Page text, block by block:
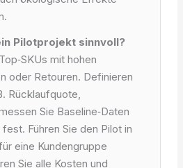
Pilotprojekt sinnvoll?
mit hohen
oder Retouren. Definieren
Rücklaufquote,
Sie Baseline‑Daten
Führen Sie den Pilot in
eine Kundengruppe
Sie alle Kosten und